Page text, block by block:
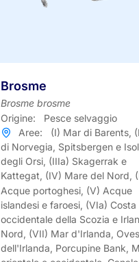
Brosme
Brosme brosme
Origine:
Pesce selvaggio
Aree:
(I) Mar di Barents,
di Norvegia, Spitsbergen e
degli Orsi, (IIIa) Skagerrak e
Kattegat, (IV) Mare del Nord,
Acque portoghesi, (V) Acque
islandesi e faroesi, (VIa)
occidentale della Scozia e
Nord, (VII) Mar d'Irlanda,
dell'Irlanda, Porcupine Bank,